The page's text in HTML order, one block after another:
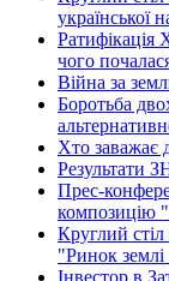
української
Ратифікація
чого
Війна за
Боротьба
Хто заважає
Результати
Прес-
композицію
Круглий
"Ринок землі
Інвестор в